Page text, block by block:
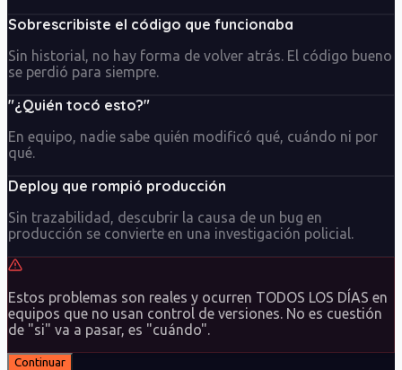
Sobrescribiste el código que funcionaba
Sin historial, no hay forma de volver atrás. El código bueno
se perdió para siempre.
"¿Quién tocó esto?"
En equipo, nadie sabe quién modificó qué, cuándo ni por
qué.
Deploy que rompió producción
Sin trazabilidad, descubrir la causa de un bug en
producción se convierte en una investigación policial.
Estos problemas son reales y ocurren TODOS LOS DÍAS en
equipos que no usan control de versiones. No es cuestión
de "si" va a pasar, es "cuándo".
Continuar